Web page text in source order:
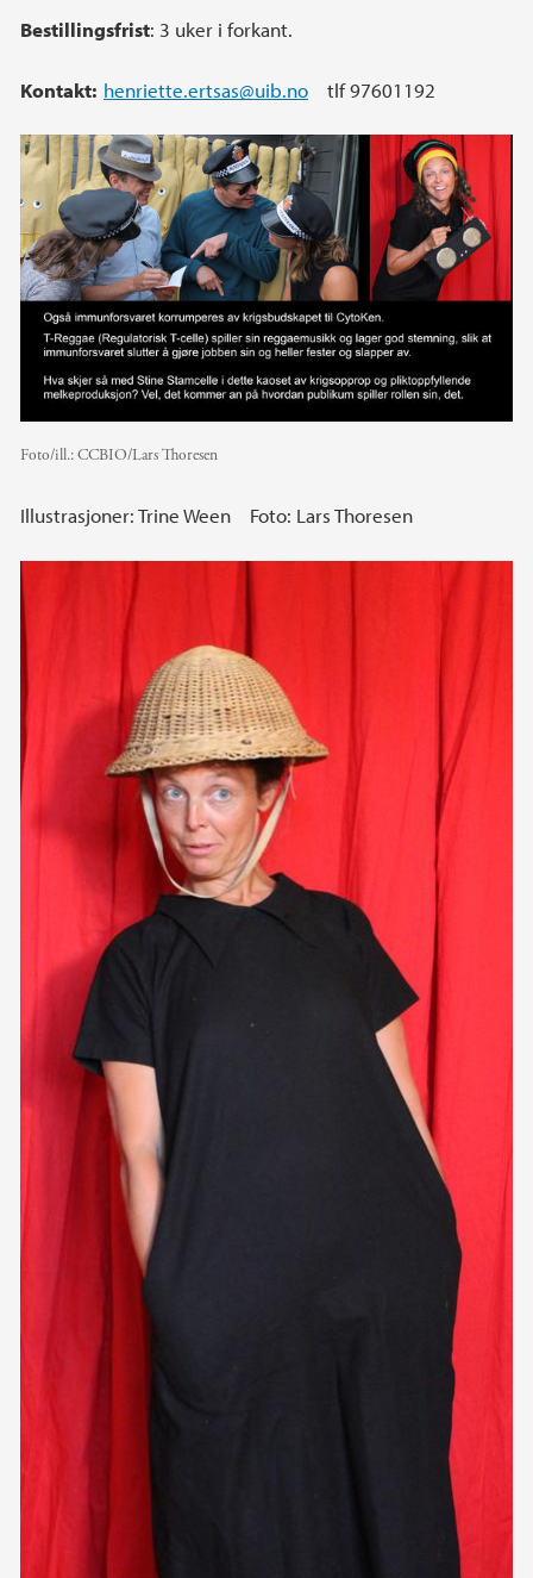
Bestillingsfrist: 3 uker i forkant.
Kontakt: henriette.ertsas@uib.no tlf 97601192
Foto/ill.:CCBIO/Lars Thoresen
Illustrasjoner: Trine Ween Foto: Lars Thoresen